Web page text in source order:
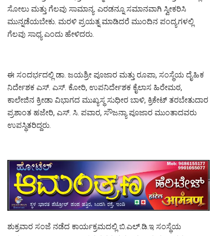
ಸೋಲು ಮತ್ತು ಗೆಲವು ಸಾಮಾನ್ಯ. ಎರಡನ್ನೂ ಸಮಾನವಾಗಿ ಸ್ವೀಕರಿಸಿ
ಮುನ್ನಡೆಯಬೇಕು. ಮರಳಿ ಪ್ರಯತ್ನ ಮಾಡಿದರೆ ಮುಂದಿನ ಪಂದ್ಯಗಳಲ್ಲಿ
ಗೆಲವು ಸಾಧ್ಯ ಎಂದು ಹೇಳಿದರು.
ಈ ಸಂದರ್ಭದಲ್ಲಿ ಡಾ. ಜಯಶ್ರೀ ಪೂಜಾರ ಮತ್ತು ರೂಪಾ, ಸಂಸ್ಥೆಯ ದೈಹಿಕ
ನಿರ್ದೇಶಕ ಎಸ್. ಎಸ್. ಕೋರಿ, ಉಪನಿರ್ದೇಶಕ ಕೈಲಾಸ ಹಿರೇಮಠ,
ಕಾಲೇಜಿನ ಕ್ರೀಡಾ ವಿಭಾಗದ ಮುಖ್ಯಸ್ಥ ಸುಧೀರ ಬಾಳಿ, ಕ್ರಿಕೇಟ್ ತರಬೇತುದಾರ
ಪ್ರಶಾಂತ ಹಜೇರಿ, ಎಸ್. ಸಿ. ಪವಾರ, ಸೌಜನ್ಯಾ ಪೂಜಾರ ಮುಂತಾದವರು
ಉಪಸ್ಥಿತರಿದ್ದರು.
ಶುಕ್ರವಾರ ಸಂಜೆ ನಡೆದ ಕಾರ್ಯಕ್ರಮದಲ್ಲಿ ಬಿ.ಎಲ್.ಡಿ.ಇ ಸಂಸ್ಥೆಯ